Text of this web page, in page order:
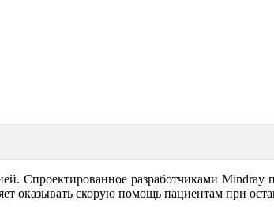
Спроектированное разработчиками
оказывать скорую помощь пациентам при